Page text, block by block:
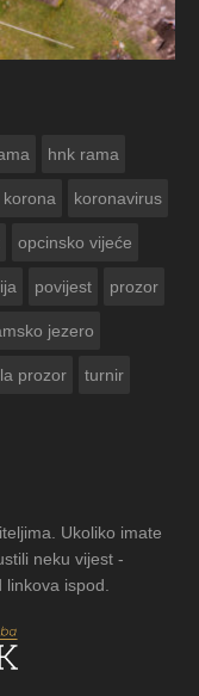
hnk rama
korona koronavirus
opcinsko vijeće
povijest prozor
jezero
prozor turnir
Ukoliko imate
neku vijest -
ispod.